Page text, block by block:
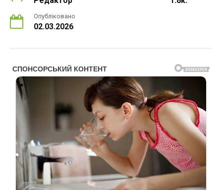
Опубліковано
02.03.2026